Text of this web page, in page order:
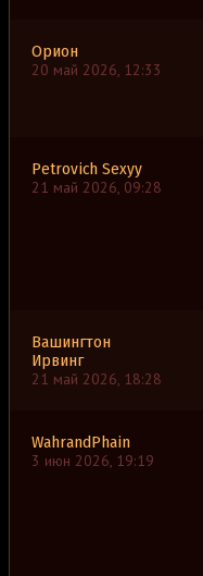
Орион
20 май 2026, 12:33
Petrovich Sexyy
21 май 2026, 09:28
Вашингтон
Ирвинг
21 май 2026, 18:28
WahrandPhain
3 июн 2026, 19:19